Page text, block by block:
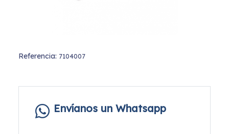
Referencia: 7104007
Envíanos un Whatsapp